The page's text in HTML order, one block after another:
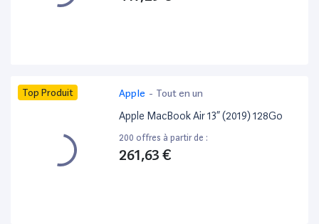
Top Produit Apple - Tout en un
Apple MacBook Air 13” (2019) 128Go
200 offres à partir de :
261,63 €